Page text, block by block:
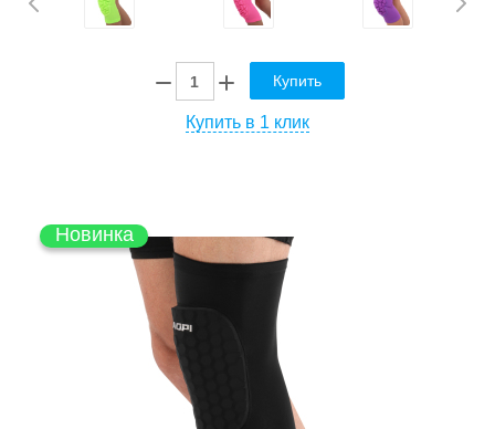
Купить
Купить в 1 клик
Новинка